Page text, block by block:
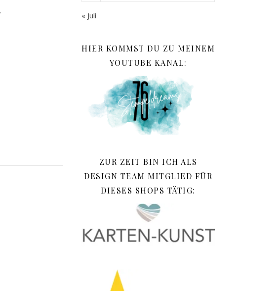
« Juli
HIER KOMMST DU ZU MEINEM
YOUTUBE KANAL:
ZUR ZEIT BIN ICH ALS
DESIGN TEAM MITGLIED FÜR
DIESES SHOPS TÄTIG: